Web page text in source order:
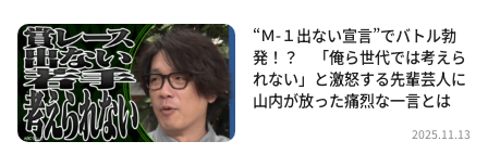
“Ｍ-１出ない宣言”でバトル勃
発！？ 「俺ら世代では考えら
れない」と激怒する先輩芸人に
山内が放った痛烈な一言とは
2025.11.13